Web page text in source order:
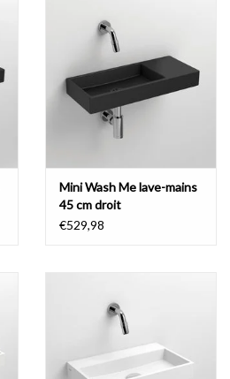
Mini Wash Me lave-mains
45 cm droit
€529,98